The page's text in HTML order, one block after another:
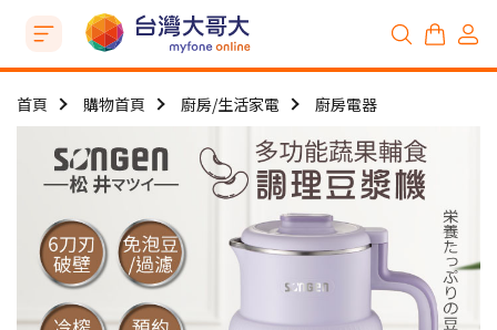
首頁 購物首頁 廚房/生活家電 廚房電器